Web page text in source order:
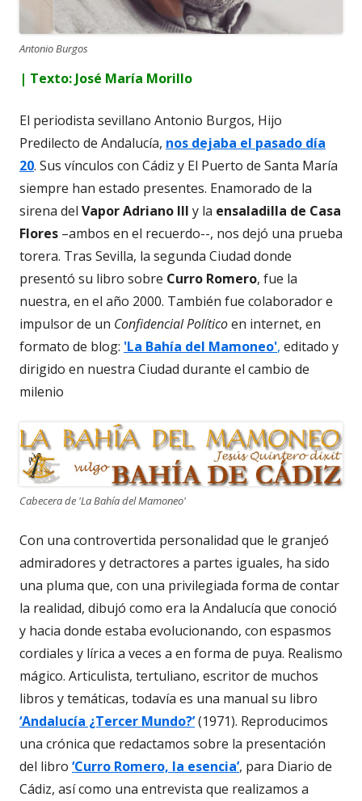
Antonio Burgos
| Texto: José María Morillo
El periodista sevillano Antonio Burgos, Hijo
Predilecto de Andalucía, nos dejaba el pasado día
20. Sus vínculos con Cádiz y El Puerto de Santa María
siempre han estado presentes. Enamorado de la
sirena del Vapor Adriano III y la ensaladilla de Casa
Flores –ambos en el recuerdo--, nos dejó una prueba
torera. Tras Sevilla, la segunda Ciudad donde
presentó su libro sobre Curro Romero, fue la
nuestra, en el año 2000. También fue colaborador e
impulsor de un Confidencial Políticoen internet, en
formato de blog: 'La Bahía del Mamoneo', editado y
dirigido en nuestra Ciudad durante el cambio de
milenio
Cabecera de 'La Bahía del Mamoneo'
Con una controvertida personalidad que le granjeó
admiradores y detractores a partes iguales, ha sido
una pluma que, con una privilegiada forma de contar
la realidad, dibujó como era la Andalucía que conoció
y hacia donde estaba evolucionando, con espasmos
cordiales y lírica a veces a en forma de puya. Realismo
mágico. Articulista, tertuliano, escritor de muchos
libros y temáticas, todavía es una manual su libro
‘Andalucía ¿Tercer Mundo?’(1971). Reproducimos
una crónica que redactamos sobre la presentación
del libro ‘Curro Romero, la esencia’, para Diario de
Cádiz, así como una entrevista que realizamos a